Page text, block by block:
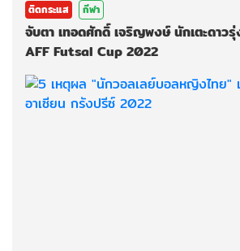
ติดกระแส กีฬา
จับตา เทอดศักดิ์ เจริญพงษ์ นักเตะดาว
AFF Futsal Cup 2022